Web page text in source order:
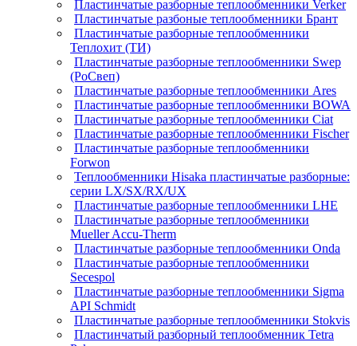
Пластинчатые разборные теплообменники Verker
Пластинчатые разбоные теплообменники Брант
Пластинчатые разборные теплообменники
Теплохит (ТИ)
Пластинчатые разборные теплообменники Swep
(РоСвеп)
Пластинчатые разборные теплообменники Ares
Пластинчатые разборные теплообменники BOWA
Пластинчатые разборные теплообменники Ciat
Пластинчатые разборные теплообменники Fischer
Пластинчатые разборные теплообменники
Forwon
Теплообменники Hisaka пластинчатые разборные:
серии LX/SX/RX/UX
Пластинчатые разборные теплообменники LHE
Пластинчатые разборные теплообменники
Mueller Accu-Therm
Пластинчатые разборные теплообменники Onda
Пластинчатые разборные теплообменники
Secespol
Пластинчатые разборные теплообменники Sigma
API Schmidt
Пластинчатые разборные теплообменники Stokvis
Пластинчатый разборный теплообменник Tetra